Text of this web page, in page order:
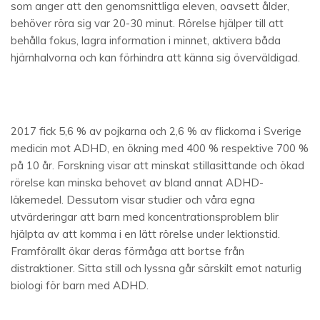
som anger att den genomsnittliga eleven, oavsett ålder,
behöver röra sig var 20-30 minut. Rörelse hjälper till att
behålla fokus, lagra information i minnet, aktivera båda
hjärnhalvorna och kan förhindra att känna sig överväldigad.
2017 fick 5,6 % av pojkarna och 2,6 % av flickorna i Sverige
medicin mot ADHD, en ökning med 400 % respektive 700 %
på 10 år. Forskning visar att minskat stillasittande och ökad
rörelse kan minska behovet av bland annat ADHD-
läkemedel. Dessutom visar studier och våra egna
utvärderingar att barn med koncentrationsproblem blir
hjälpta av att komma i en lätt rörelse under lektionstid.
Framförallt ökar deras förmåga att bortse från
distraktioner. Sitta still och lyssna går särskilt emot naturlig
biologi för barn med ADHD.